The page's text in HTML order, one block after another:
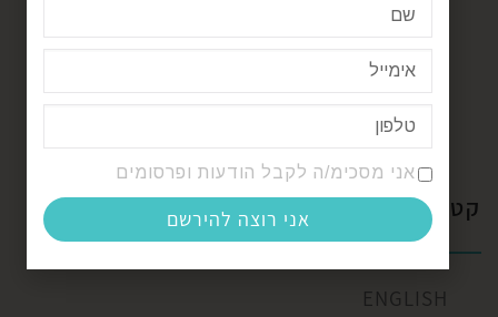
תודעה בוראת מציאות
רפלקסולוגיה בשילוב ארומתרפיה
קטגוריות
ENGLISH
אני מסכימ/ה לקבל הודעות ופרסומים
אני רוצה להירשם